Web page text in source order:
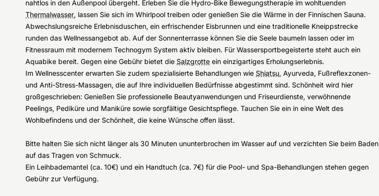
nahtlos in den Außenpool übergeht. Erleben Sie die Hydro-Bike Bewegungstherapie im wohltuenden
Thermalwasser, lassen Sie sich im Whirlpool treiben oder genießen Sie die Wärme in der Finnischen Sauna.
Abwechslungsreiche Erlebnisduschen, ein erfrischender Eisbrunnen und eine traditionelle Kneippstrecke
runden das Wellnessangebot ab. Auf der Sonnenterrasse können Sie die Seele baumeln lassen oder im
Fitnessraum mit modernem Technogym System aktiv bleiben. Für Wassersportbegeisterte steht auch ein
Aquabike bereit. Gegen eine Gebühr bietet die Salzgrotte ein einzigartiges Erholungserlebnis.
Im Wellnesscenter erwarten Sie zudem spezialisierte Behandlungen wie Shiatsu, Ayurveda, Fußreflexzonen-
und Anti-Stress-Massagen, die auf Ihre individuellen Bedürfnisse abgestimmt sind. Schönheit wird hier
großgeschrieben: Genießen Sie professionelle Beautyanwendungen und Friseurdienste, verwöhnende
Peelings, Pediküre und Maniküre sowie sorgfältige Gesichtspflege. Tauchen Sie ein in eine Welt des
Wohlbefindens und der Schönheit, die keine Wünsche offen lässt.
Bitte halten Sie sich nicht länger als 30 Minuten ununterbrochen im Wasser auf und verzichten Sie beim Baden
auf das Tragen von Schmuck.
Ein Leihbademantel (ca. 10€) und ein Handtuch (ca. 7€) für die Pool- und Spa-Behandlungen stehen gegen
Gebühr zur Verfügung.